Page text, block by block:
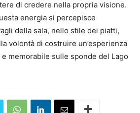
di credere nella propria visione.
energia si percepisce
della sala, nello stile dei piatti,
volontà di costruire un’esperienza
memorabile sulle sponde del Lago